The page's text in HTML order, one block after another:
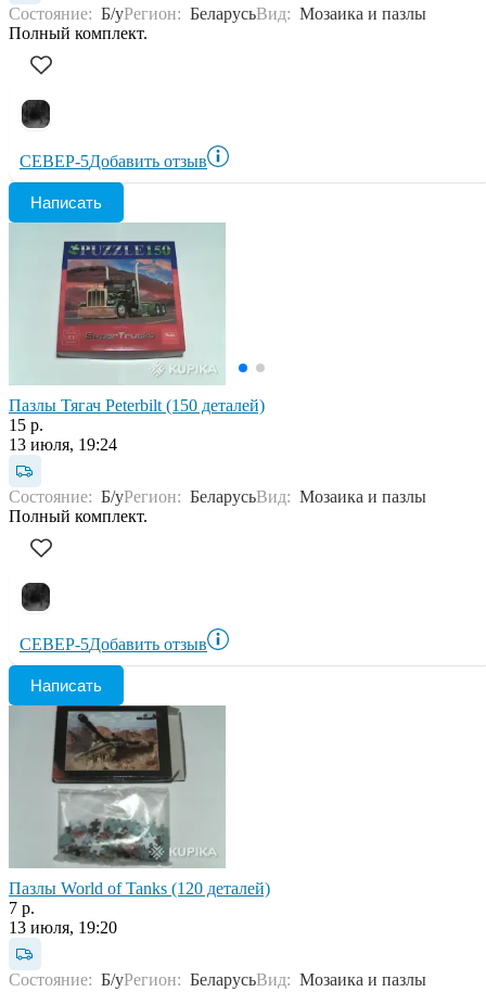
Состояние: Б/уРегион: БеларусьВид: Мозаика и пазлы
Полный комплект.
СЕВЕР-5Добавить отзыв
Написать
Пазлы Тягач Peterbilt (150 деталей)
15 р.
13 июля, 19:24
Состояние: Б/уРегион: БеларусьВид: Мозаика и пазлы
Полный комплект.
СЕВЕР-5Добавить отзыв
Написать
Пазлы World of Tanks (120 деталей)
7 р.
13 июля, 19:20
Состояние: Б/уРегион: БеларусьВид: Мозаика и пазлы